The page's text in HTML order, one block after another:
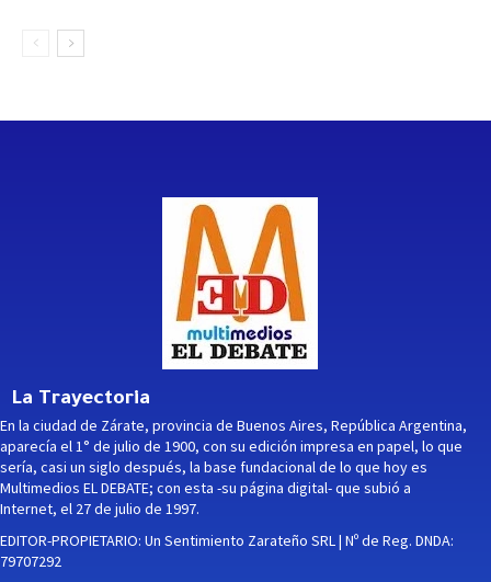
La Trayectoria
En la ciudad de Zárate, provincia de Buenos Aires, República Argentina,
aparecía el 1° de julio de 1900, con su edición impresa en papel, lo que
sería, casi un siglo después, la base fundacional de lo que hoy es
Multimedios EL DEBATE; con esta -su página digital- que subió a
Internet, el 27 de julio de 1997.
EDITOR-PROPIETARIO: Un Sentimiento Zarateño SRL | Nº de Reg. DNDA:
79707292